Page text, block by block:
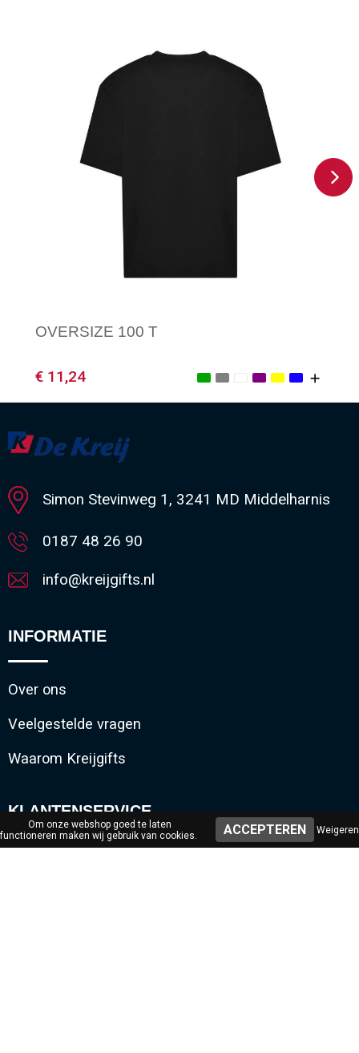
OVERSIZE 100 T
€ 11,24
Minimale afname: 1
Simon Stevinweg 1, 3241 MD Middelharnis
0187 48 26 90
info@kreijgifts.nl
INFORMATIE
Over ons
Veelgestelde vragen
Waarom Kreijgifts
KLANTENSERVICE
Om onze webshop goed te laten
functioneren maken wij gebruik van cookies.
Weigeren